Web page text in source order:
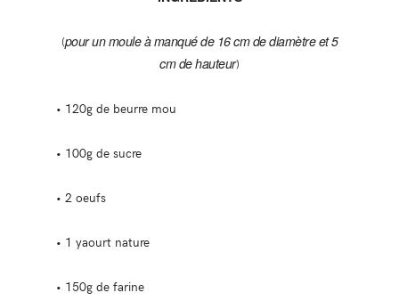
(pour un moule à manqué de 16 cm de diamètre et 5
cm de hauteur)
• 120g de beurre mou
• 100g de sucre
• 2 oeufs
• 1 yaourt nature
• 150g de farine